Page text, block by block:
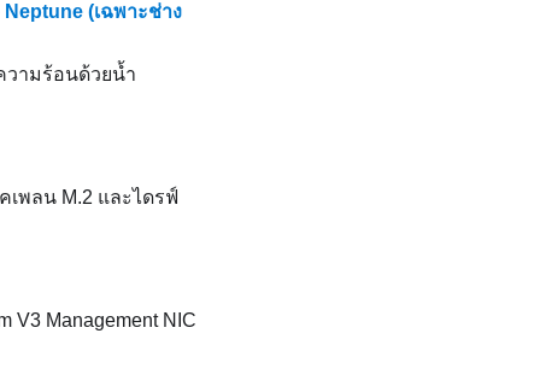
(เฉพาะช่าง
วามร้อนด้วยน้ำ
พลน M.2 และไดรฟ์
V3 Management NIC